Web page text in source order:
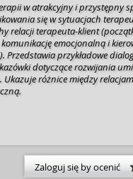
w atrakcyjny i przystępny
się w sytuacjach
relacji terapeuta-klient
emocjonalną i
Przedstawia przykładowe
dotyczące rozwijania
różnice między
Zaloguj się by ocenić